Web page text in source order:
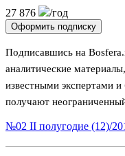
27 876 /год
Оформить подписку
Подписавшись на
аналитические
известными экспертами
получают
№02 II полугодие (12)/